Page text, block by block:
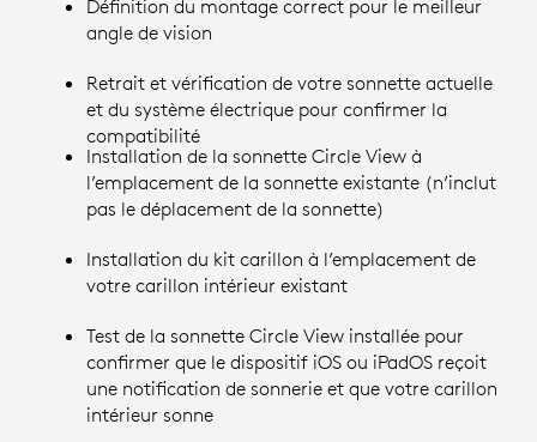
Définition du montage correct pour le meilleur
angle de vision
Retrait et vérification de votre sonnette actuelle
et du système électrique pour confirmer la
compatibilité
Installation de la sonnette Circle View à
l’emplacement de la sonnette existante (n’inclut
pas le déplacement de la sonnette)
Installation du kit carillon à l’emplacement de
votre carillon intérieur existant
Test de la sonnette Circle View installée pour
confirmer que le dispositif iOS ou iPadOS reçoit
une notification de sonnerie et que votre carillon
intérieur sonne